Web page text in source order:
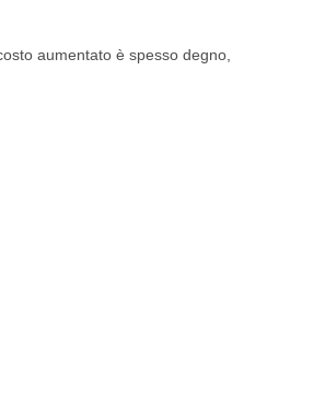
aumentato è spesso degno,